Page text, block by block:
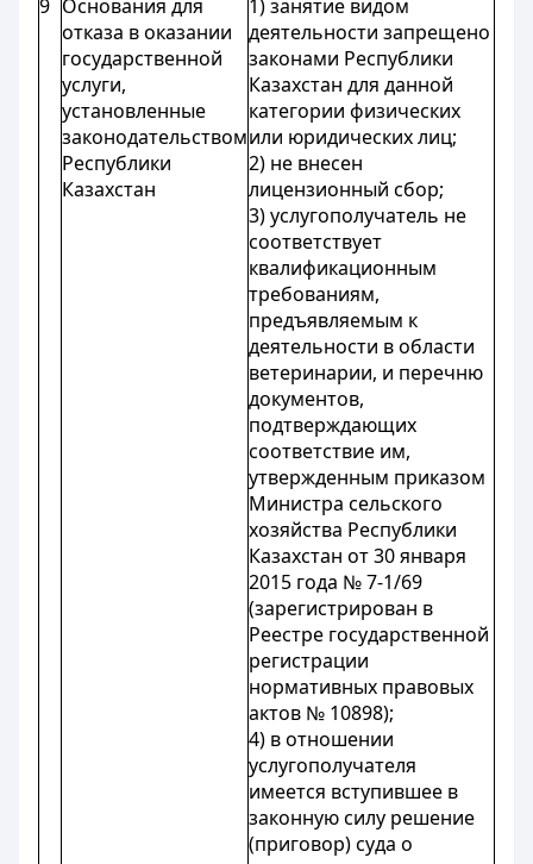
9 Основания для
отказа в оказании
государственной
услуги,
установленные
законодательством
Республики
Казахстан
1) занятие видом
деятельности запрещено
законами Республики
Казахстан для данной
категории физических
или юридических лиц;
2) не внесен
лицензионный сбор;
3) услугополучатель не
соответствует
квалификационным
требованиям,
предъявляемым к
деятельности в области
ветеринарии, и перечню
документов,
подтверждающих
соответствие им,
утвержденным приказом
Министра сельского
хозяйства Республики
Казахстан от 30 января
2015 года № 7-1/69
(зарегистрирован в
Реестре государственной
регистрации
нормативных правовых
актов № 10898);
4) в отношении
услугополучателя
имеется вступившее в
законную силу решение
(приговор) суда о